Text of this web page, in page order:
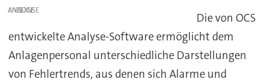
ANZEIGE
Die von OCS
entwickelte Analyse-Software ermöglicht dem
Anlagenpersonal unterschiedliche Darstellungen
von Fehlertrends, aus denen sich Alarme und